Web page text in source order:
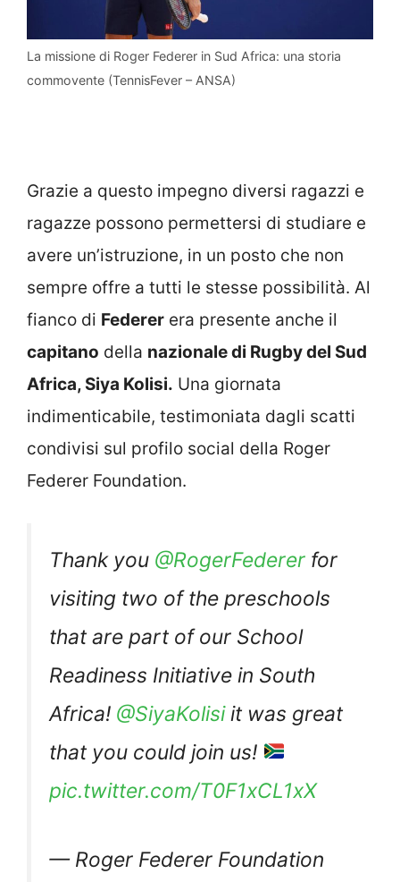
La missione di Roger Federer in Sud Africa: una storia
commovente (TennisFever – ANSA)
Grazie a questo impegno diversi ragazzi e
ragazze possono permettersi di studiare e
avere un’istruzione, in un posto che non
sempre offre a tutti le stesse possibilità. Al
fianco di Federer era presente anche il
capitano della nazionale di Rugby del Sud
Africa, Siya Kolisi. Una giornata
indimenticabile, testimoniata dagli scatti
condivisi sul profilo social della Roger
Federer Foundation.
Thank you @RogerFederer for
visiting two of the preschools
that are part of our School
Readiness Initiative in South
Africa! @SiyaKolisiit was great
that you could join us!
pic.twitter.com/T0F1xCL1xX
— Roger Federer Foundation